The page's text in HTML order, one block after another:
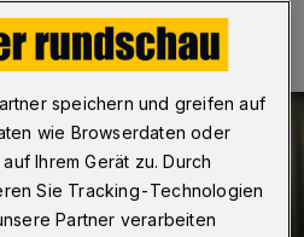
speichern und greifen auf
wie Browserdaten oder
Ihrem Gerät zu. Durch
Sie Tracking-Technologien
Partner verarbeiten